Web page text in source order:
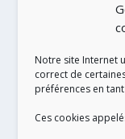
Notre site Internet
correct de
préférences en
Ces cookies